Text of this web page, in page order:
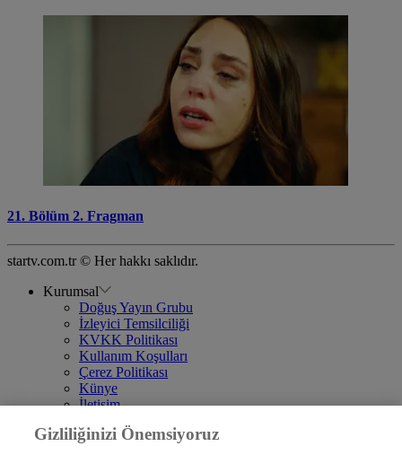
21. Bölüm 2. Fragman
startv.com.tr © Her hakkı saklıdır.
Kurumsal
Doğuş Yayın Grubu
İzleyici Temsilciliği
KVKK Politikası
Kullanım Koşulları
Çerez Politikası
Künye
İletişim
DYG Televizyonlar
Gizliliğinizi Önemsiyoruz